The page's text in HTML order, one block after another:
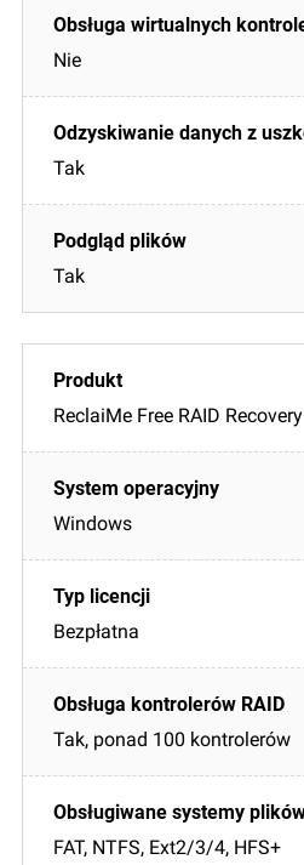
Nie
Tak
Tak
ReclaiMe Free RAID Recovery
Windows
Bezpłatna
Tak, ponad 100 kontrolerów
FAT, NTFS, Ext2/3/4, HFS+